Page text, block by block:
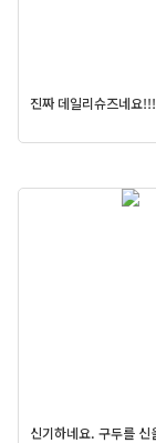
진짜 데일리슈즈네요!!!
신기하네요. 구두를 신